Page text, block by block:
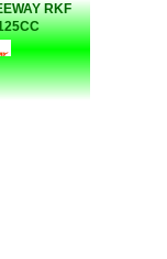
RKF